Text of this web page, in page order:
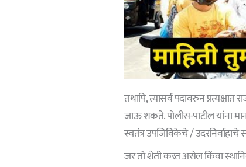
तथापि, त्यासर्व पदावरुन प्रत्यक्षात
जाऊ शकते. पोलीस-पाटील यांना
स्वतंत्र उपजिविकेचे /
जर तो शेती करत असेल किंवा